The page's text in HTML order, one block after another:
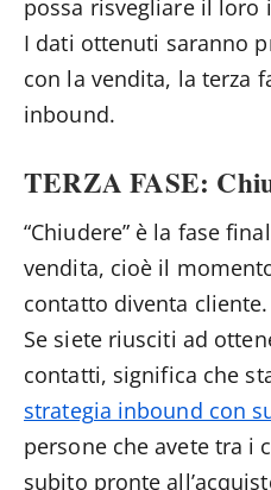
possa risvegliare il loro
I dati ottenuti saranno
con la vendita, la terza
inbound.
TERZA FASE:
“Chiudere” è la fase
vendita, cioè il
contatto diventa cliente.
Se siete riusciti ad
contatti, significa che
strategia inbound con
persone che avete tra i
subito pronte